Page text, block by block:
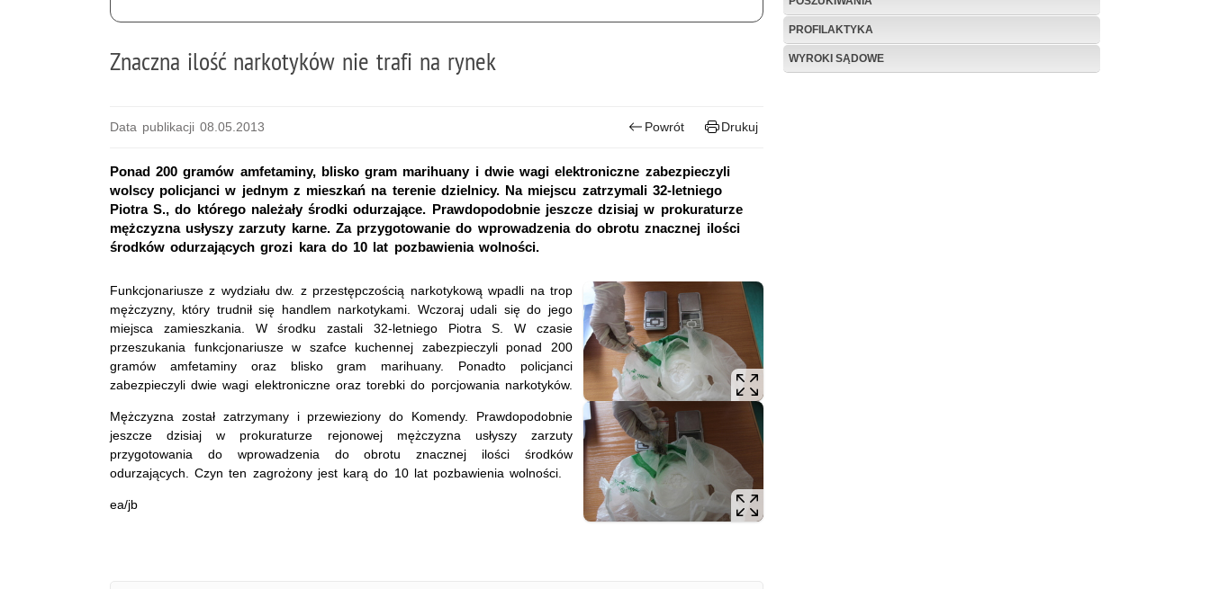
Znaczna ilość narkotyków nie trafi na rynek
Data publikacji 08.05.2013 Powrót Drukuj
Ponad 200 gramów amfetaminy, blisko gram marihuany i dwie wagi elektroniczne zabezpieczyli
wolscy policjanci w jednym z mieszkań na terenie dzielnicy. Na miejscu zatrzymali 32-letniego
Piotra S., do którego należały środki odurzające. Prawdopodobnie jeszcze dzisiaj w prokuraturze
mężczyzna usłyszy zarzuty karne. Za przygotowanie do wprowadzenia do obrotu znacznej ilości
środków odurzających grozi kara do 10 lat pozbawienia wolności.
Funkcjonariusze z wydziału dw. z przestępczością narkotykową wpadli na trop
mężczyzny, który trudnił się handlem narkotykami. Wczoraj udali się do jego
miejsca zamieszkania. W środku zastali 32-letniego Piotra S. W czasie
przeszukania funkcjonariusze w szafce kuchennej zabezpieczyli ponad 200
gramów amfetaminy oraz blisko gram marihuany. Ponadto policjanci
zabezpieczyli dwie wagi elektroniczne oraz torebki do porcjowania narkotyków.
Mężczyzna został zatrzymany i przewieziony do Komendy. Prawdopodobnie
jeszcze dzisiaj w prokuraturze rejonowej mężczyzna usłyszy zarzuty
przygotowania do wprowadzenia do obrotu znacznej ilości środków
odurzających. Czyn ten zagrożony jest karą do 10 lat pozbawienia wolności.
ea/jb
PROFILAKTYKA
WYROKI SĄDOWE